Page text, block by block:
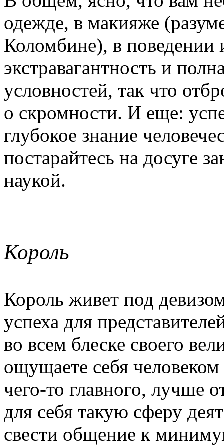
одежде, в макияже
Коломбине), в
экстравагантность и
условностей, так что
о скромности. И еще:
глубокое знание
постарайтесь на досуге
наукой.
Король
Король живет под
успеха для
во всем блеске своего
ощущаете себя
чего-то главного, лучше
для себя такую сферу
свести общение к